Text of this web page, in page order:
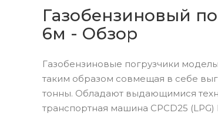
Газобензиновый
6м - Обзор
Газобензиновые погрузчики
таким образом совмещая в себе
тонны. Обладают выдающимися
транспортная машина CPCD25